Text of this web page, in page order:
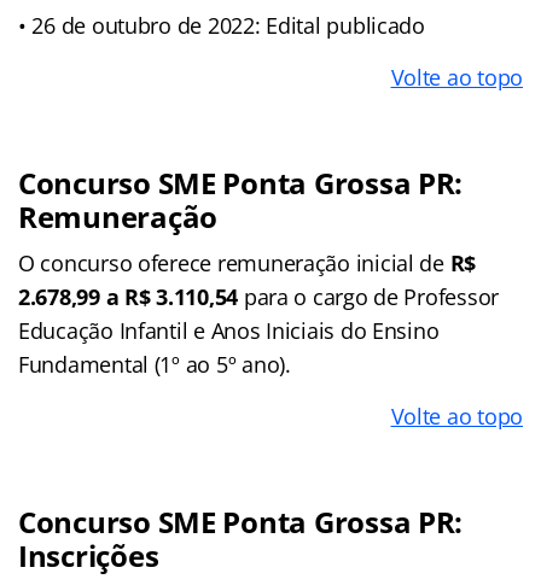
• 26 de outubro de 2022: Edital publicado
Volte ao topo
Concurso SME Ponta Grossa PR:
Remuneração
O concurso oferece remuneração inicial de R$
2.678,99 a R$ 3.110,54 para o cargo de Professor
Educação Infantil e Anos Iniciais do Ensino
Fundamental (1º ao 5º ano).
Volte ao topo
Concurso SME Ponta Grossa PR:
Inscrições